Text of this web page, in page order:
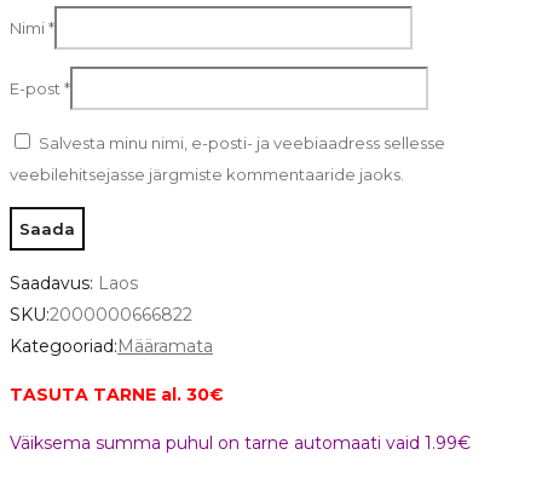
Nimi*
E-post *
Salvesta minu nimi, e-posti- ja veebiaadress sellesse
veebilehitsejasse järgmiste kommentaaride jaoks.
Saadavus: Laos
SKU:2000000666822
Kategooriad:Määramata
TASUTA TARNE al. 30€
Väiksema summa puhul on tarne automaati vaid 1.99€